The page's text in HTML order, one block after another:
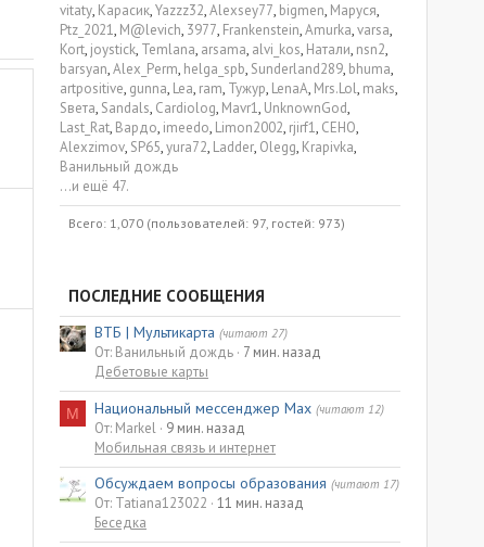
vitaty Карасик Yazzz32 Alexsey77 bigmen Маруся
Ptz_2021 M@levich 3977 Frankenstein Amurka varsa
Kort joystick Temlana arsama alvi_kos Натали nsn2
barsyan Alex_Perm helga_spb Sunderland289 bhuma
artpositive gunna Lea ram Тужур LenaA Mrs.Lol maks
Sвета Sandals Cardiolog Mavr1 UnknownGod
Last_Rat Вардо imeedo Limon2002 rjirf1 CEHO
Alexzimov SP65 yura72 Ladder Olegg Krapivka
Ванильный дождь
...и ещё 47.
Всего: 1,070 (пользователей: 97, гостей: 973)
ПОСЛЕДНИЕ СООБЩЕНИЯ
ВТБ | Мультикарта (читают 27)
От: Ванильный дождь 7 мин. назад
Дебетовые карты
M Национальный мессенджер Max (читают 12)
От: Markel 9 мин. назад
Мобильная связь и интернет
Обсуждаем вопросы образования (читают 17)
От: Tatiana123022 11 мин. назад
Беседка